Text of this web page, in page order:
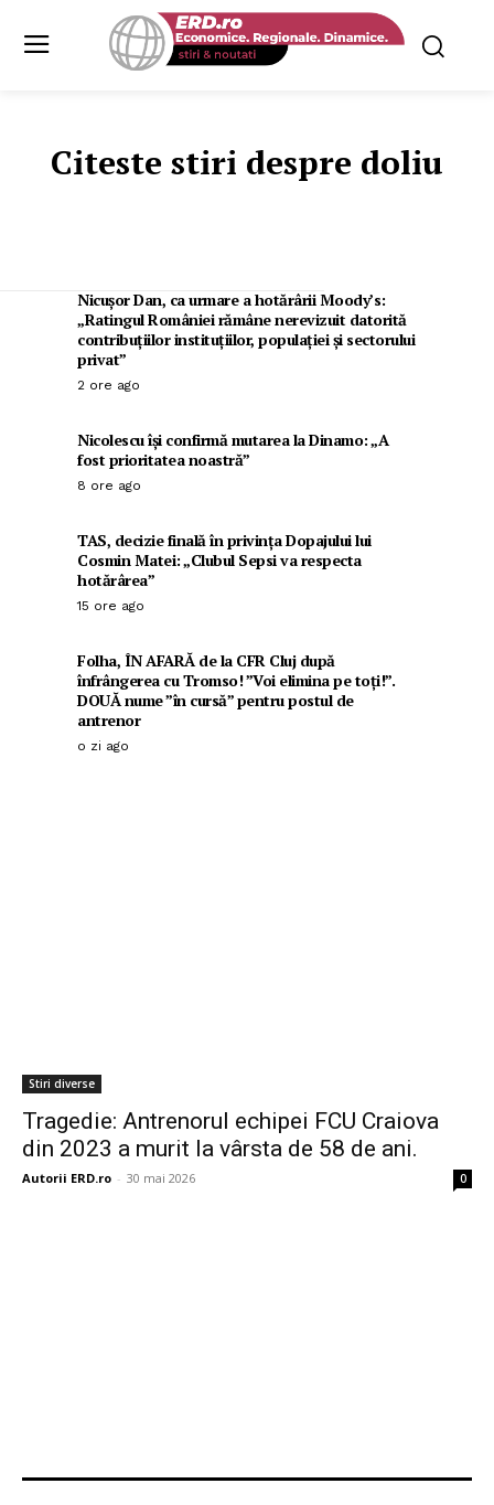
Citeste stiri despre doliu
Nicușor Dan, ca urmare a hotărârii Moody’s:
„Ratingul României rămâne nerevizuit datorită
contribuțiilor instituțiilor, populației și sectorului
privat”
2 ore ago
Nicolescu își confirmă mutarea la Dinamo: „A
fost prioritatea noastră”
8 ore ago
TAS, decizie finală în privința Dopajului lui
Cosmin Matei: „Clubul Sepsi va respecta
hotărârea”
15 ore ago
Folha, ÎN AFARĂ de la CFR Cluj după
înfrângerea cu Tromso! ”Voi elimina pe toți!”.
DOUĂ nume ”în cursă” pentru postul de
antrenor
o zi ago
Stiri diverse
Tragedie: Antrenorul echipei FCU Craiova
din 2023 a murit la vârsta de 58 de ani.
Autorii ERD.ro - 30 mai 2026 0